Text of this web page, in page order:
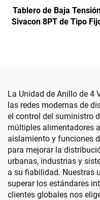
Tablero de Baja
Sivacon 8PT de Tipo
La Unidad de Anillo de 4
las redes modernas de
el control del suministro
múltiples alimentadores
aislamiento y funciones
para mejorar la
urbanas, industrias y
a su fiabilidad. Nuestras
superar los estándares
clientes globales nos